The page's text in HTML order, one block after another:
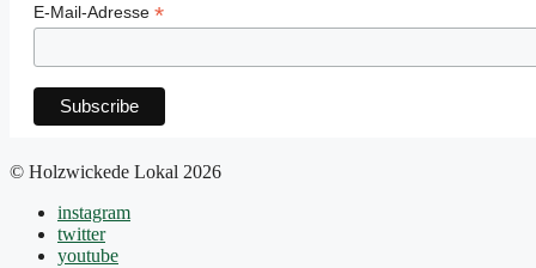
E-Mail-Adresse *
© Holzwickede Lokal 2026
instagram
twitter
youtube